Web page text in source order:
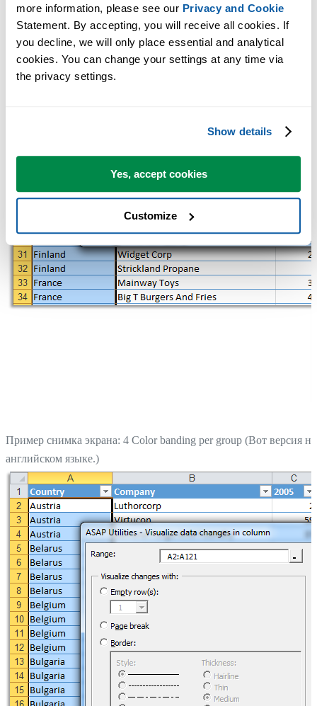
more information, please see our Privacy and Cookie
Statement. By accepting, you will receive all cookies. If
you decline, we will only place essential and analytical
cookies. You can change your settings at any time via
the privacy settings.
Show details
Yes, accept cookies
Customize
Пример снимка экрана: 4 Color banding per group (Вот версия на
английском языке.)